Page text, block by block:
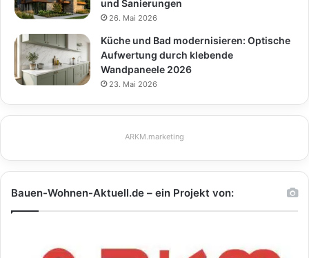
und Sanierungen
26. Mai 2026
Küche und Bad modernisieren: Optische
Aufwertung durch klebende
Wandpaneele 2026
23. Mai 2026
ARKM.marketing
Bauen-Wohnen-Aktuell.de – ein Projekt von: